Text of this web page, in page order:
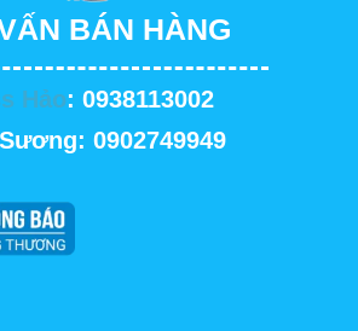
BÁN HÀNG
Hảo: 0938113002
0902749949